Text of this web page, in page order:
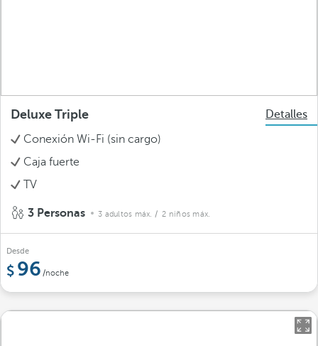
Deluxe Triple
Detalles
Conexión Wi-Fi (sin cargo)
Caja fuerte
TV
3 Personas 3 adultos máx. / 2 niños máx.
Desde
96 /noche